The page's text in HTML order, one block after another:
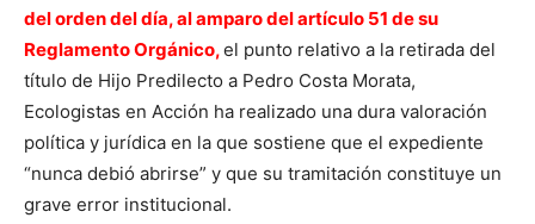
del orden del día, al amparo del artículo 51 de su
Reglamento Orgánico,el punto relativo a la retirada del
título de Hijo Predilecto a Pedro Costa Morata,
Ecologistas en Acción ha realizado una dura valoración
política y jurídica en la que sostiene que el expediente
“nunca debió abrirse” y que su tramitación constituye un
grave error institucional.